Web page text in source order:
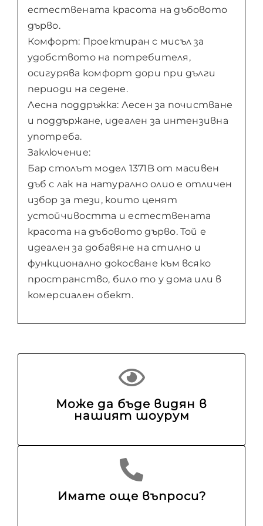
естествената красота на дъбовото
дърво.
Комфорт: Проектиран с мисъл за
удобството на потребителя,
осигурява комфорт дори при дълги
периоди на седене.
Лесна поддръжка: Лесен за почистване
и поддържане, идеален за интензивна
употреба.
Заключение:
Бар столът модел 1371B от масивен
дъб с лак на натурално олио е отличен
избор за тези, които ценят
устойчивостта и естествената
красота на дъбовото дърво. Той е
идеален за добавяне на стилно и
функционално докосване към всяко
пространство, било то у дома или в
комерсиален обект.
Може да бъде видян в
нашият шоурум
Имате още въпроси?